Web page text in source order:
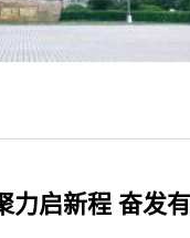
力启新程 奋发